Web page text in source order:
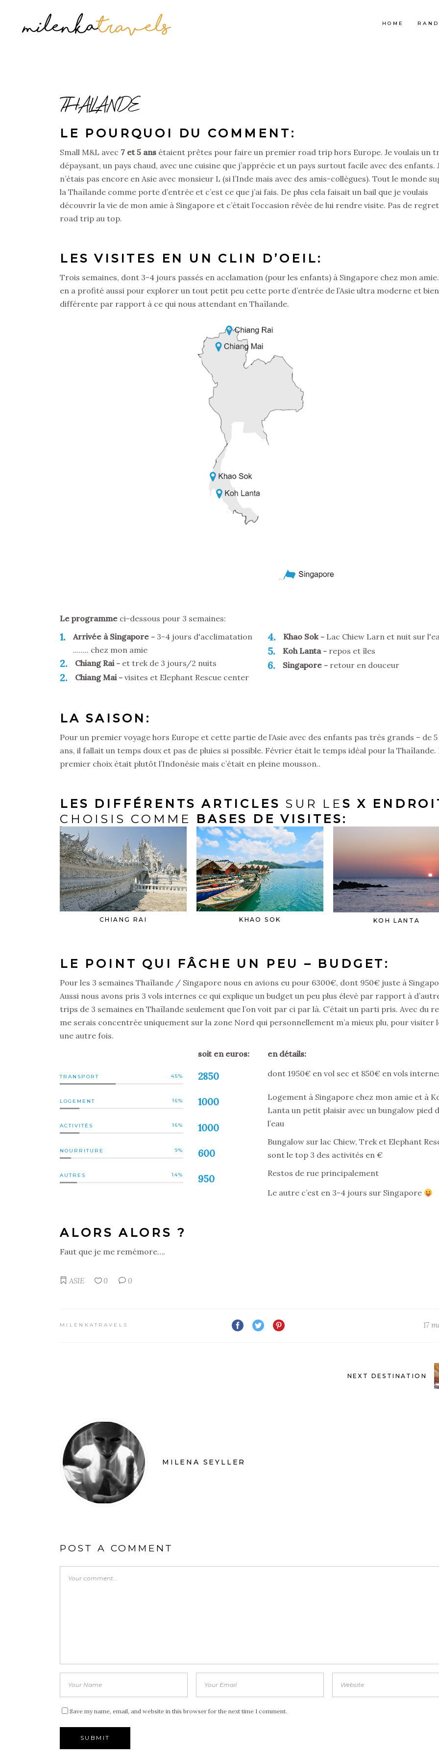
HOME
THAILANDE
LE POURQUOI DU COMMENT:
Small M&L avec 7 et 5 ans étaient prêtes pour faire un premier road trip hors Europe. Je voulais un
dépaysant, un pays chaud, avec une cuisine que j’apprécie et un pays surtout facile avec des enfants.
n’étais pas encore en Asie avec monsieur L (si l’Inde mais avec des amis-collègues). Tout le monde
la Thaïlande comme porte d’entrée et c’est ce que j’ai fais. De plus cela faisait un bail que je voulais
découvrir la vie de mon amie à Singapore et c’était l’occasion rêvée de lui rendre visite. Pas de
road trip au top.
LES VISITES EN UN CLIN D’OEIL:
Trois semaines, dont 3-4 jours passés en acclamation (pour les enfants) à Singapore chez mon
en a profité aussi pour explorer un tout petit peu cette porte d’entrée de l’Asie ultra moderne et bien
différente par rapport à ce qui nous attendant en Thaïlande.
Le programme ci-dessous pour 3 semaines:
1 Arrivée à Singapore
3-4 jours d'acclimatation
........ chez mon amie
2 Chiang Rai et trek de 3 jours/2 nuits
2 Chiang Mai visites et Elephant Rescue center
4 Khao Sok Lac Chiew Larn et nuit sur
5 Koh Lanta repos et îles
6 Singapore retour en douceur
LA SAISON:
Pour un premier voyage hors Europe et cette partie de l’Asie avec des enfants pas très grands – de 5
ans, il fallait un temps doux et pas de pluies si possible. Février était le temps idéal pour la Thaïlande.
premier choix était plutôt l’Indonésie mais c’était en pleine mousson..
LES DIFFÉRENTS ARTICLES SUR LES X
CHOISIS COMME
BASES DE VISITES:
CHIANG RAI KHAO SOK KOH LANTA
LE POINT QUI FÂCHE UN PEU – BUDGET:
Pour les 3 semaines Thaïlande / Singapore nous en avions eu pour 6300€, dont 950€ juste à
Aussi nous avons pris 3 vols internes ce qui explique un budget un peu plus élevé par rapport à
trips de 3 semaines en Thaïlande seulement que l’on voit par ci par là. C’était un parti pris. Avec du
me serais concentrée uniquement sur la zone Nord qui personnellement m’a mieux plu, pour visiter
une autre fois.
TRANSPORT 45
LOGEMENT 16
ACTIVITÉS 16
NOURRITURE 9
AUTRES 14
soit en euros:
2850
1000
1000
600
950
en détails:
dont 1950€ en vol sec et 850€ en vols
Logement à Singapore chez mon amie et à
Lanta un petit plaisir avec un bungalow pied
l’eau
Bungalow sur lac Chiew, Trek et Elephant
sont le top 3 des activités en €
Restos de rue principalement
Le autre c’est en 3-4 jours sur Singapore
ALORS ALORS ?
Faut que je me remémore….
ASIE 0 0
MILENKATRAVELS 17
NEXT DESTINATION
MILENA SEYLLER
POST A COMMENT
Save my name, email, and website in this browser for the next time I comment.